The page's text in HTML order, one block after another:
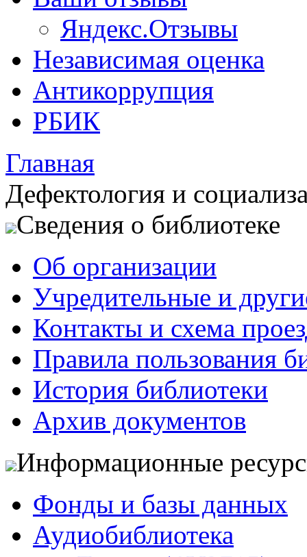
Яндекс.Отзывы
Независимая оценка
Антикоррупция
РБИК
Главная
Дефектология и
Сведения о библиотеке
Об организации
Учредительные и
Контакты и схема
Правила пользования
История библиотеки
Архив документов
Информационные
Фонды и базы данных
Аудиобиблиотека